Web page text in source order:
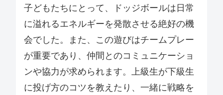
子どもたちにとって、ドッジボールは日常
に溢れるエネルギーを発散させる絶好の機
会でした。また、この遊びはチームプレー
が重要であり、仲間とのコミュニケーショ
ンや協力が求められます。上級生が下級生
に投げ方のコツを教えたり、一緒に戦略を